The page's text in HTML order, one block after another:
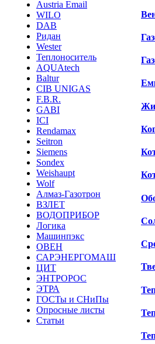
Austria Email
WILO
DAB
Ридан
Wester
Теплоноситель
AQUAtech
Baltur
CIB UNIGAS
F.B.R.
GABI
ICI
Rendamax
Seitron
Siemens
Sondex
Weishaupt
Wolf
Алмаз-Газотрон
ВЗЛЕТ
ВОДОПРИБОР
Логика
Машинпэкс
ОВЕН
САРЭНЕРГОМАШ
ЦИТ
ЭНТРОРОС
ЭТРА
ГОСТы и СНиПы
Опросные листы
Статьи